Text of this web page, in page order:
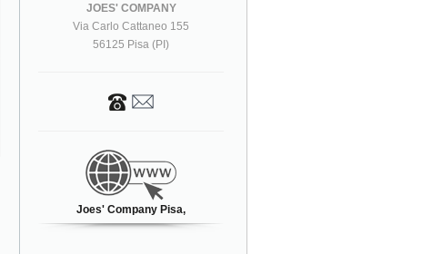
JOES' COMPANY
Via Carlo Cattaneo 155
56125 Pisa (PI)
Joes' Company Pisa,